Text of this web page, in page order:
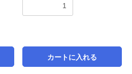
カートに入れる